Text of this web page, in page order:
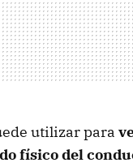
utilizar para
físico del